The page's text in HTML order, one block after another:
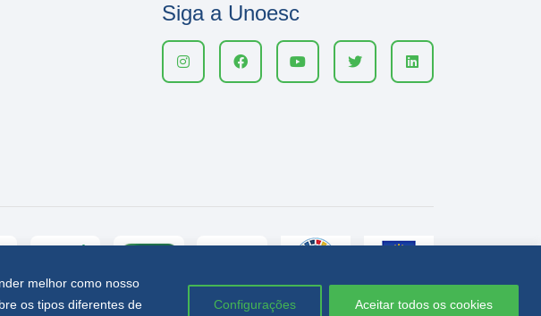
melhor como nosso
os tipos diferentes de
Configurações Aceitar todos os cookies
Siga a Unoesc